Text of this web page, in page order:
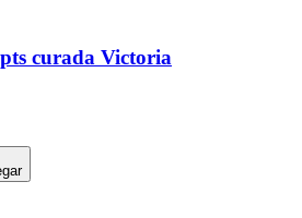
curada Victoria